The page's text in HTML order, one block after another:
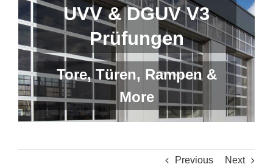
UVV & DGUV V3
Prüfungen
Tore, Türen, Rampen &
More
Previous Next